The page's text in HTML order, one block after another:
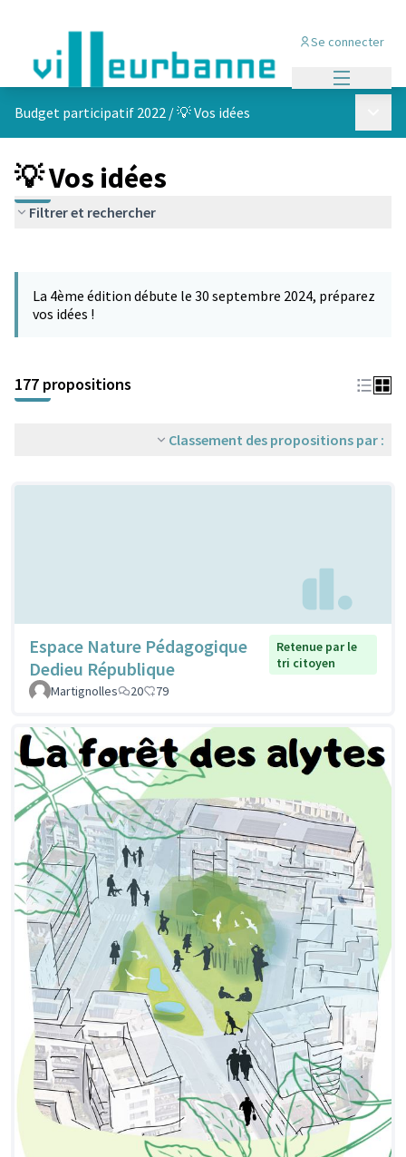
Se connecter
Budget participatif 2022 /💡 Vos idées
💡 Vos idées
Filtrer et rechercher
−
La 4ème édition débute le 30 septembre 2024, préparez
vos idées !
177 propositions
Classement des propositions par :
Espace Nature Pédagogique
Dedieu République
Retenue par le
tri citoyen
Martignolles
20 79